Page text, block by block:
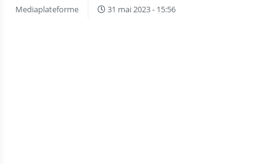
Mediaplateforme 31 mai 2023 - 15:56